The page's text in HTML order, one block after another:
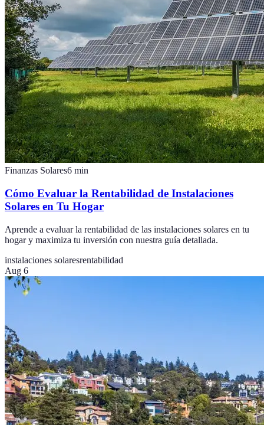
Finanzas Solares6 min
Cómo Evaluar la Rentabilidad de Instalaciones
Solares en Tu Hogar
Aprende a evaluar la rentabilidad de las instalaciones solares en tu
hogar y maximiza tu inversión con nuestra guía detallada.
instalaciones solaresrentabilidad
Aug 6